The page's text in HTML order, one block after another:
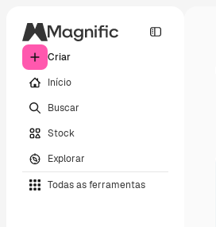
Criar
Início
Buscar
Stock
Explorar
Todas as ferramentas